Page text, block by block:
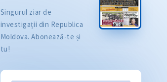
Singurul ziar de
investigații din Republica
Moldova. Abonează-te și
tu!